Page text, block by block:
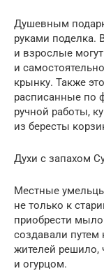
Душевным
руками поделка.
и взрослые
и
крынку. Также
расписанные по
ручной работы,
из бересты
Духи с запахом
Местные
не только к
приобрести
создавали путем
жителей решило,
и огурцом.